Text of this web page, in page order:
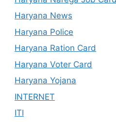
Haryana News
Haryana Police
Haryana Ration Card
Haryana Voter Card
Haryana Yojana
INTERNET
ITI